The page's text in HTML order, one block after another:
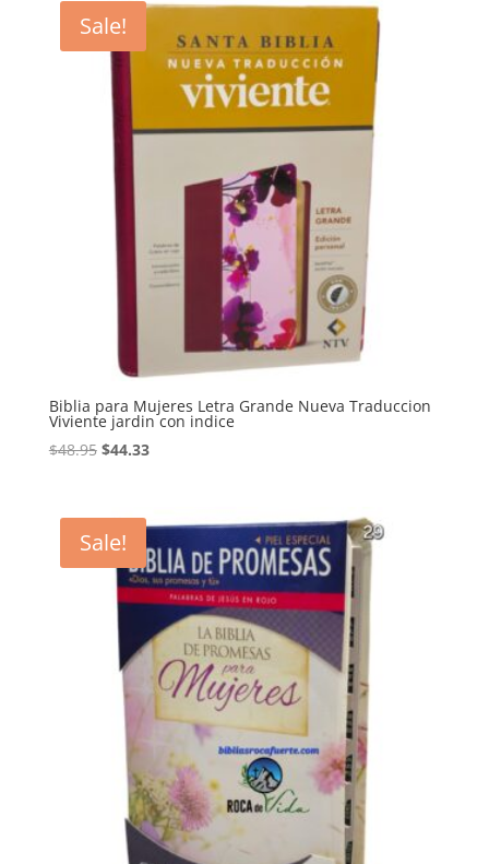
$32.32.$27.70.
Sale!
Biblia para Mujeres Letra Grande Nueva Traduccion
Viviente jardin con indice
$48.95 Original
$48.95.
$44.33Current
$44.33.
Sale!